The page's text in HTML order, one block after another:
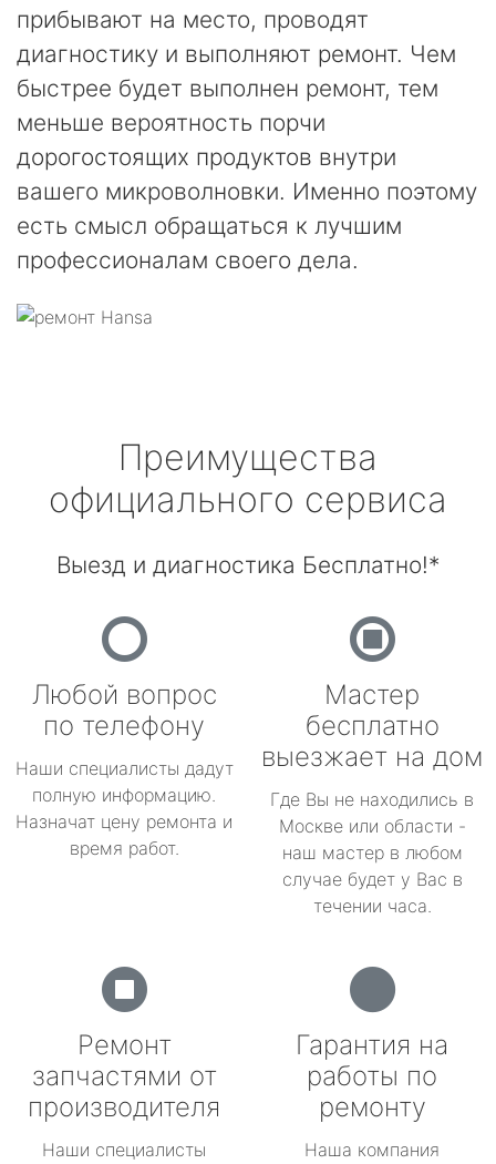
прибывают на место, проводят
диагностику и выполняют ремонт. Чем
быстрее будет выполнен ремонт, тем
меньше вероятность порчи
дорогостоящих продуктов внутри
вашего микроволновки. Именно поэтому
есть смысл обращаться к лучшим
профессионалам своего дела.
Преимущества
официального сервиса
Выезд и диагностика Бесплатно!*
Любой вопрос
по телефону
Наши специалисты дадут
полную информацию.
Назначат цену ремонта и
время работ.
Мастер
бесплатно
выезжает на дом
Где Вы не находились в
Москве или области -
наш мастер в любом
случае будет у Вас в
течении часа.
Ремонт
запчастями от
производителя
Наши специалисты
Гарантия на
работы по
ремонту
Наша компания